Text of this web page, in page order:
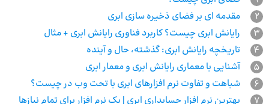
2
مقدمه ای بر فضای ذخیره سازی ابری
3
رایانش ابری چیست؟ کاربرد فناوری رایانش ابری + مثال
4
تاریخچه رایانش ابری: گذشته، حال و آینده
5
آشنایی با معماری رایانش ابری و معمار ابری
6
شباهت و تفاوت نرم افزارهای ابری با تحت وب در چیست؟
7
بهترین نرم افزار حسابداری ابری | یک نرم افزار برای تمام نیازها